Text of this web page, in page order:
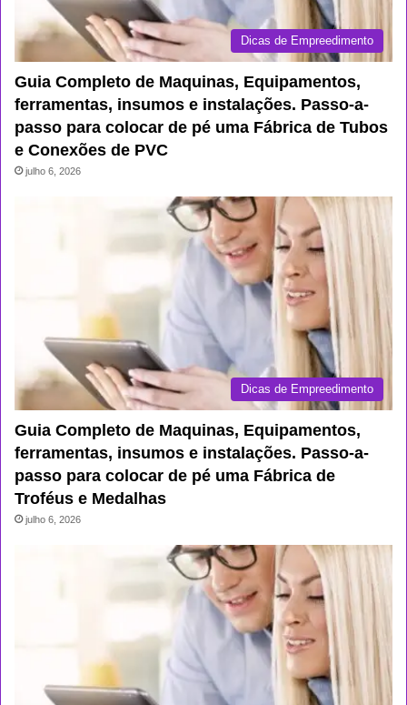
Dicas de Empreedimento
Guia Completo de Maquinas, Equipamentos,
ferramentas, insumos e instalações. Passo-a-
passo para colocar de pé uma Fábrica de Tubos
e Conexões de PVC
julho 6, 2026
Dicas de Empreedimento
Guia Completo de Maquinas, Equipamentos,
ferramentas, insumos e instalações. Passo-a-
passo para colocar de pé uma Fábrica de
Troféus e Medalhas
julho 6, 2026